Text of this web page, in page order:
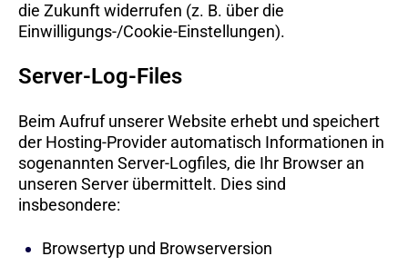
die Zukunft widerrufen (z. B. über die
Einwilligungs-/Cookie-Einstellungen).
Server-Log-Files
Beim Aufruf unserer Website erhebt und speichert
der Hosting-Provider automatisch Informationen in
sogenannten Server-Logfiles, die Ihr Browser an
unseren Server übermittelt. Dies sind
insbesondere:
Browsertyp und Browserversion